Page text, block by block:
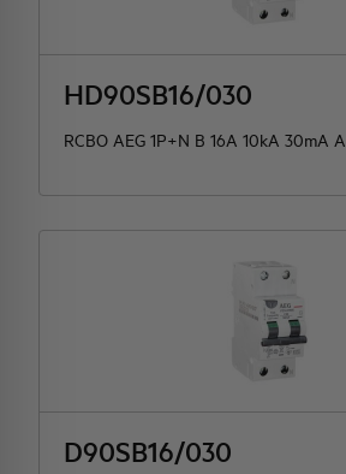
HD90SB16/030
RCBO AEG 1P+N B 16A 10kA 30mA A
D90SB16/030